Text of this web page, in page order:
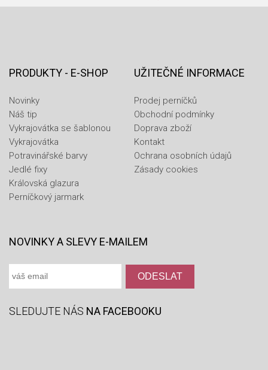
PRODUKTY - E-SHOP
Novinky
Náš tip
Vykrajovátka se šablonou
Vykrajovátka
Potravinářské barvy
Jedlé fixy
Královská glazura
Perníčkový jarmark
UŽITEČNÉ INFORMACE
Prodej perníčků
Obchodní podmínky
Doprava zboží
Kontakt
Ochrana osobních údajů
Zásady cookies
NOVINKY A SLEVY E-MAILEM
SLEDUJTE NÁS NA FACEBOOKU